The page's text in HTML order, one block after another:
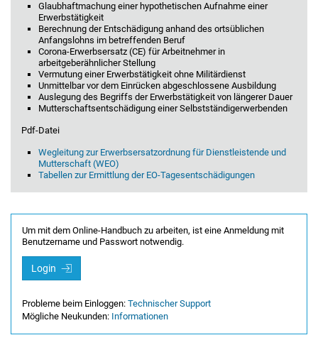
Glaubhaftmachung einer hypothetischen Aufnahme einer
Erwerbstätigkeit
Berechnung der Entschädigung anhand des ortsüblichen
Anfangslohns im betreffenden Beruf
Corona-Erwerbsersatz (CE) für Arbeitnehmer in
arbeitgeberähnlicher Stellung
Vermutung einer Erwerbstätigkeit ohne Militärdienst
Unmittelbar vor dem Einrücken abgeschlossene Ausbildung
Auslegung des Begriffs der Erwerbstätigkeit von längerer Dauer
Mutterschaftsentschädigung einer Selbstständigerwerbenden
Pdf-Datei
Wegleitung zur Erwerbsersatzordnung für Dienstleistende und
Mutterschaft (WEO)
Tabellen zur Ermittlung der EO-Tagesentschädigungen
Um mit dem Online-Handbuch zu arbeiten, ist eine Anmeldung mit
Benutzername und Passwort notwendig.
Login
Probleme beim Einloggen: Technischer Support
Mögliche Neukunden: Informationen